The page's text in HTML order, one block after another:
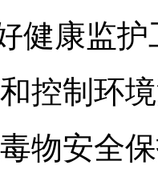
健康监护
控制环
物安全